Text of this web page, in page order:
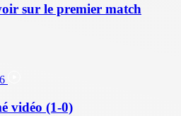
sur le premier match
vidéo (1-0)